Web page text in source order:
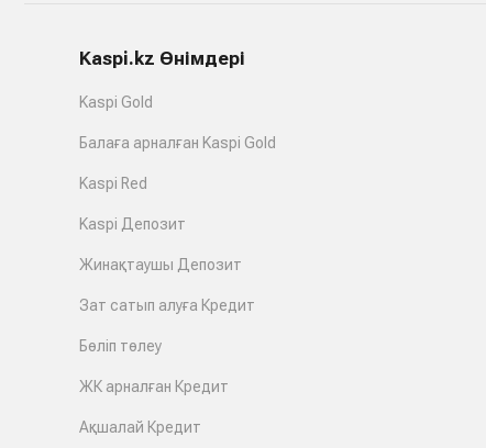
Kaspi.kz Өнімдері
Kaspi Gold
Балаға арналған Kaspi Gold
Kaspi Red
Kaspi Депозит
Жинақтаушы Депозит
Зат сатып алуға Кредит
Бөліп төлеу
ЖК арналған Кредит
Ақшалай Кредит